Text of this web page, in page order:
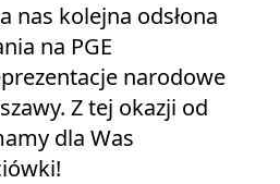
nas kolejna odsłona
na PGE
narodowe
Z tej okazji od
dla Was